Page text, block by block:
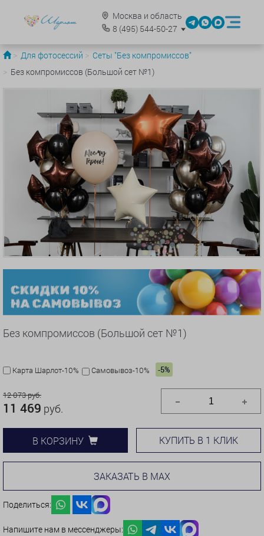
Москва и область
8 (495)544-50-27
Для фотосессий
Сеты "Без компромиссов"
Без компромиссов (Большой сет №1)
Без компромиссов (Большой сет №1)
Карта Шарлот-10% Самовывоз-10% -5%
12 073 руб.
11 469 руб.
В КОРЗИНУ КУПИТЬ В 1 КЛИК
ЗАКАЗАТЬ В MAX
Поделиться:
Напишите нам в мессенджеры: